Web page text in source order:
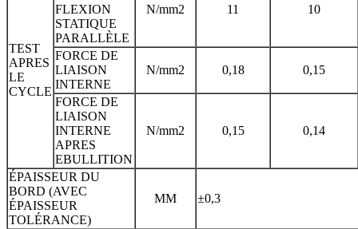
TEST
APRES
LE
CYCLE
FLEXION
STATIQUE
PARALLÈLE
N/mm2 11 10
FORCE DE
LIAISON
INTERNE
N/mm2 0,18 0,15
FORCE DE
LIAISON
INTERNE
APRES
EBULLITION
N/mm2 0,15 0,14
ÉPAISSEUR DU
BORD (AVEC
ÉPAISSEUR
TOLÉRANCE)
MM ±0,3